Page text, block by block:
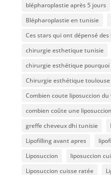
blépharoplastie après 5 jours
Blépharoplastie en tunisie
Ces stars qui ont dépensé
chirurgie esthetique tunisie
chirurgie esthétique pourquoi
Chirurgie esthétique toulouse
Combien coute liposuccion
combien coûte une
greffe cheveux dhi tunisie
Lipofilling avant apres
Liposuccion
liposuccion
Liposuccion cuisse ratée